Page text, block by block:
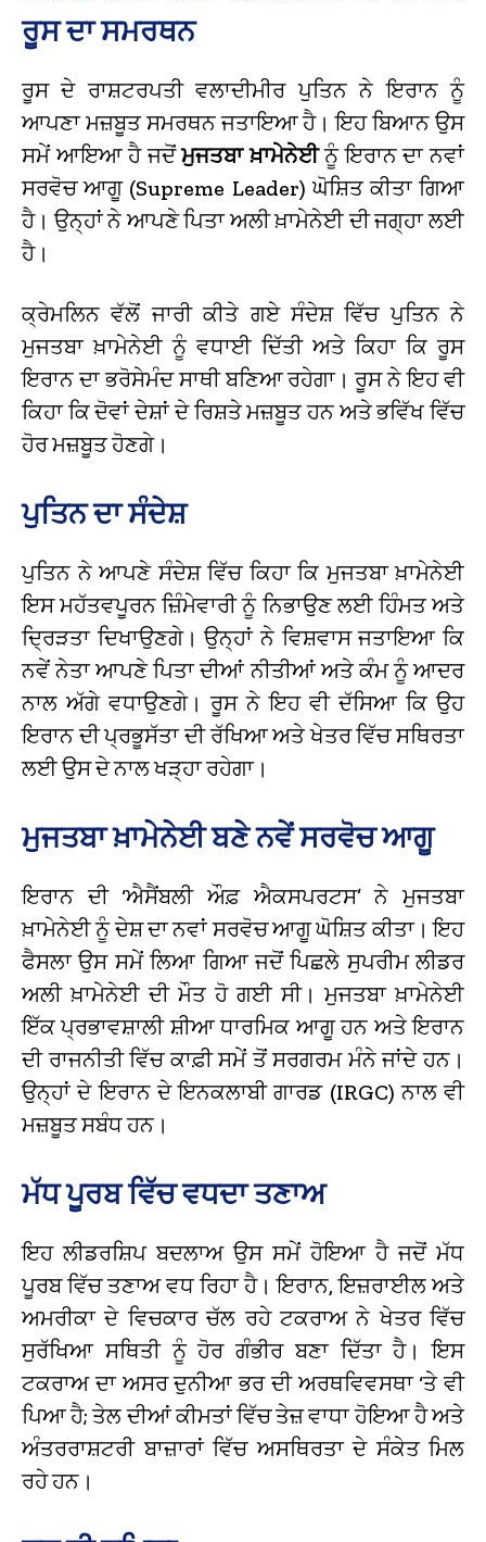
ਰੂਸ ਦਾ ਸਮਰਥਨ
ਰੂਸ ਦੇ ਰਾਸ਼ਟਰਪਤੀ ਵਲਾਦੀਮੀਰ ਪੁਤਿਨ ਨੇ ਇਰਾਨ ਨੂੰ
ਆਪਣਾ ਮਜ਼ਬੂਤ ਸਮਰਥਨ ਜਤਾਇਆ ਹੈ। ਇਹ ਬਿਆਨ ਉਸ
ਸਮੇਂ ਆਇਆ ਹੈ ਜਦੋਂਮੁਜਤਬਾ ਖ਼ਾਮੇਨੇਈਨੂੰ ਇਰਾਨ ਦਾ ਨਵਾਂ
ਸਰਵੋਚ ਆਗੂ (Supreme Leader) ਘੋਸ਼ਿਤ ਕੀਤਾ ਗਿਆ
ਹੈ। ਉਨ੍ਹਾਂ ਨੇ ਆਪਣੇ ਪਿਤਾ ਅਲੀ ਖ਼ਾਮੇਨੇਈ ਦੀ ਜਗ੍ਹਾ ਲਈ
ਹੈ।
ਕ੍ਰੇਮਲਿਨ ਵੱਲੋਂ ਜਾਰੀ ਕੀਤੇ ਗਏ ਸੰਦੇਸ਼ ਵਿੱਚ ਪੁਤਿਨ ਨੇ
ਮੁਜਤਬਾ ਖ਼ਾਮੇਨੇਈ ਨੂੰ ਵਧਾਈ ਦਿੱਤੀ ਅਤੇ ਕਿਹਾ ਕਿ ਰੂਸ
ਇਰਾਨ ਦਾ ਭਰੋਸੇਮੰਦ ਸਾਥੀ ਬਣਿਆ ਰਹੇਗਾ। ਰੂਸ ਨੇ ਇਹ ਵੀ
ਕਿਹਾ ਕਿ ਦੋਵਾਂ ਦੇਸ਼ਾਂ ਦੇ ਰਿਸ਼ਤੇ ਮਜ਼ਬੂਤ ਹਨ ਅਤੇ ਭਵਿੱਖ ਵਿੱਚ
ਹੋਰ ਮਜ਼ਬੂਤ ਹੋਣਗੇ।
ਪੁਤਿਨ ਦਾ ਸੰਦੇਸ਼
ਪੁਤਿਨ ਨੇ ਆਪਣੇ ਸੰਦੇਸ਼ ਵਿੱਚ ਕਿਹਾ ਕਿ ਮੁਜਤਬਾ ਖ਼ਾਮੇਨੇਈ
ਇਸ ਮਹੱਤਵਪੂਰਨ ਜ਼ਿੰਮੇਵਾਰੀ ਨੂੰ ਨਿਭਾਉਣ ਲਈ ਹਿੰਮਤ ਅਤੇ
ਦ੍ਰਿੜਤਾ ਦਿਖਾਉਣਗੇ। ਉਨ੍ਹਾਂ ਨੇ ਵਿਸ਼ਵਾਸ ਜਤਾਇਆ ਕਿ
ਨਵੇਂ ਨੇਤਾ ਆਪਣੇ ਪਿਤਾ ਦੀਆਂ ਨੀਤੀਆਂ ਅਤੇ ਕੰਮ ਨੂੰ ਆਦਰ
ਨਾਲ ਅੱਗੇ ਵਧਾਉਣਗੇ। ਰੂਸ ਨੇ ਇਹ ਵੀ ਦੱਸਿਆ ਕਿ ਉਹ
ਇਰਾਨ ਦੀ ਪ੍ਰਭੂਸੱਤਾ ਦੀ ਰੱਖਿਆ ਅਤੇ ਖੇਤਰ ਵਿੱਚ ਸਥਿਰਤਾ
ਲਈ ਉਸ ਦੇ ਨਾਲ ਖੜ੍ਹਾ ਰਹੇਗਾ।
ਮੁਜਤਬਾ ਖ਼ਾਮੇਨੇਈ ਬਣੇ ਨਵੇਂ ਸਰਵੋਚ ਆਗੂ
ਇਰਾਨ ਦੀ ‘ਐਸੈਂਬਲੀ ਔਫ਼ ਐਕਸਪਰਟਸ’ ਨੇ ਮੁਜਤਬਾ
ਖ਼ਾਮੇਨੇਈ ਨੂੰ ਦੇਸ਼ ਦਾ ਨਵਾਂ ਸਰਵੋਚ ਆਗੂ ਘੋਸ਼ਿਤ ਕੀਤਾ। ਇਹ
ਫੈਸਲਾ ਉਸ ਸਮੇਂ ਲਿਆ ਗਿਆ ਜਦੋਂ ਪਿਛਲੇ ਸੁਪਰੀਮ ਲੀਡਰ
ਅਲੀ ਖ਼ਾਮੇਨੇਈ ਦੀ ਮੌਤ ਹੋ ਗਈ ਸੀ। ਮੁਜਤਬਾ ਖ਼ਾਮੇਨੇਈ
ਇੱਕ ਪ੍ਰਭਾਵਸ਼ਾਲੀ ਸ਼ੀਆ ਧਾਰਮਿਕ ਆਗੂ ਹਨ ਅਤੇ ਇਰਾਨ
ਦੀ ਰਾਜਨੀਤੀ ਵਿੱਚ ਕਾਫ਼ੀ ਸਮੇਂ ਤੋਂ ਸਰਗਰਮ ਮੰਨੇ ਜਾਂਦੇ ਹਨ।
ਉਨ੍ਹਾਂ ਦੇ ਇਰਾਨ ਦੇ ਇਨਕਲਾਬੀ ਗਾਰਡ (IRGC) ਨਾਲ ਵੀ
ਮਜ਼ਬੂਤ ਸਬੰਧ ਹਨ।
ਮੱਧ ਪੂਰਬ ਵਿੱਚ ਵਧਦਾ ਤਣਾਅ
ਇਹ ਲੀਡਰਸ਼ਿਪ ਬਦਲਾਅ ਉਸ ਸਮੇਂ ਹੋਇਆ ਹੈ ਜਦੋਂ ਮੱਧ
ਪੂਰਬ ਵਿੱਚ ਤਣਾਅ ਵਧ ਰਿਹਾ ਹੈ। ਇਰਾਨ, ਇਜ਼ਰਾਈਲ ਅਤੇ
ਅਮਰੀਕਾ ਦੇ ਵਿਚਕਾਰ ਚੱਲ ਰਹੇ ਟਕਰਾਅ ਨੇ ਖੇਤਰ ਵਿੱਚ
ਸੁਰੱਖਿਆ ਸਥਿਤੀ ਨੂੰ ਹੋਰ ਗੰਭੀਰ ਬਣਾ ਦਿੱਤਾ ਹੈ। ਇਸ
ਟਕਰਾਅ ਦਾ ਅਸਰ ਦੁਨੀਆ ਭਰ ਦੀ ਅਰਥਵਿਵਸਥਾ ‘ਤੇ ਵੀ
ਪਿਆ ਹੈ; ਤੇਲ ਦੀਆਂ ਕੀਮਤਾਂ ਵਿੱਚ ਤੇਜ਼ ਵਾਧਾ ਹੋਇਆ ਹੈ ਅਤੇ
ਅੰਤਰਰਾਸ਼ਟਰੀ ਬਾਜ਼ਾਰਾਂ ਵਿੱਚ ਅਸਥਿਰਤਾ ਦੇ ਸੰਕੇਤ ਮਿਲ
ਰਹੇ ਹਨ।